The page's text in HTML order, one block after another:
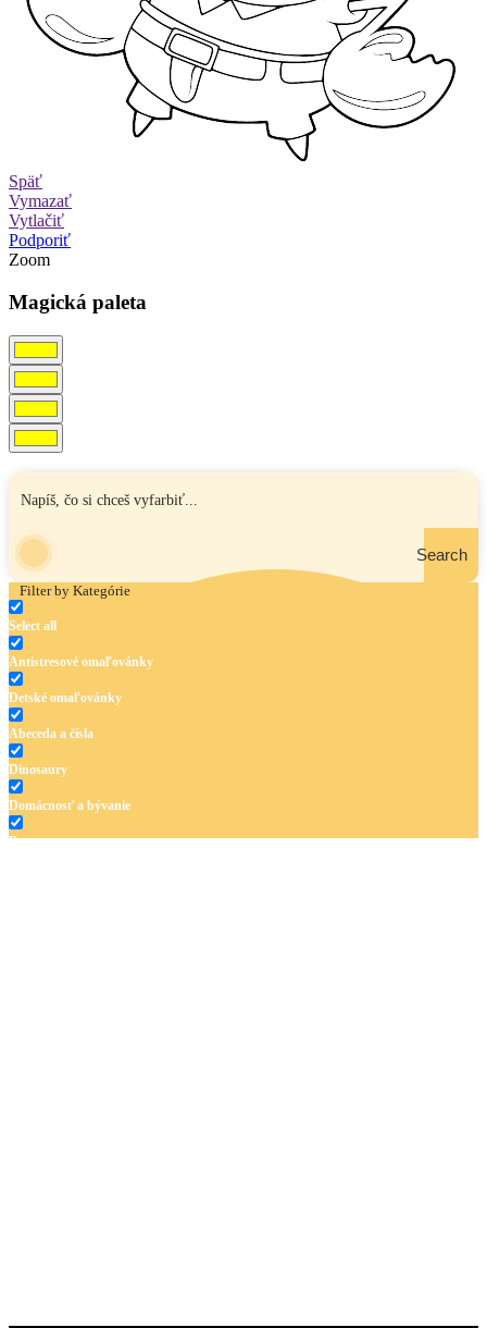
Späť
Vymazať
Vytlačiť
Podporiť
Zoom
Magická paleta
Search
Filter by Kategórie
Select all
Antistresové omaľovánky
Detské omaľovánky
Abeceda a čísla
Dinosaury
Domácnosť a bývanie
Doprava